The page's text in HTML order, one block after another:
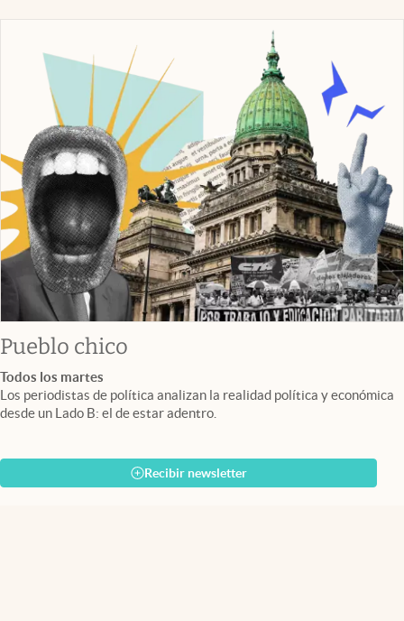
Pueblo chico
Todos los martes
Los periodistas de política analizan la realidad política y económica
desde un Lado B: el de estar adentro.
Recibir newsletter